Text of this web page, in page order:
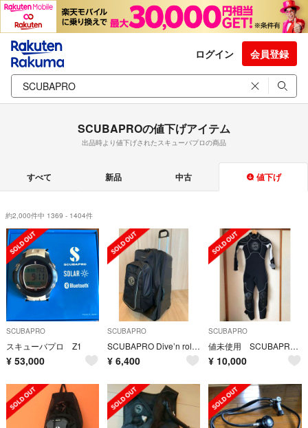
ログイン 会員登録
SCUBAPROの値下げアイテム
出品時より値下げされたスキューバプロの商品
すべて 新品 中古 値下げ
約2,000件中 1369 - 1404件
SCUBAPRO
スキューバプロ Z1
¥ 53,000
SCUBAPRO
SCUBAPRO Dive’n roll キャリーバッグ
¥ 6,400
SCUBAPRO
値未使用 SCUBAPRO ウェットスーツ レディース 5mm
¥ 10,000